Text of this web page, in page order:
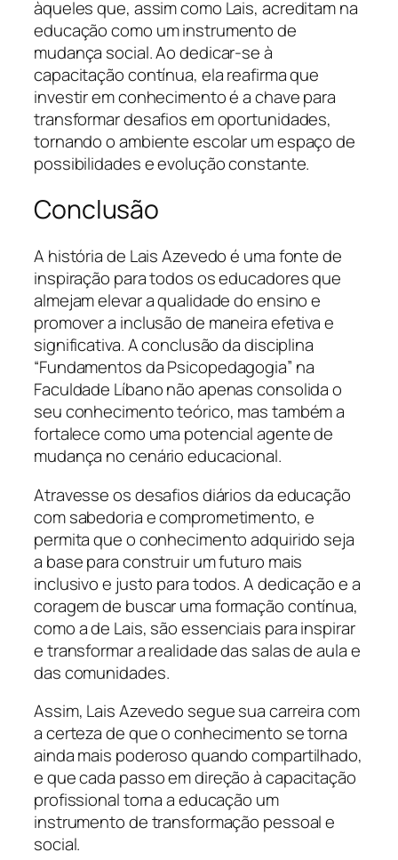
àqueles que, assim como Lais, acreditam na
educação como um instrumento de
mudança social. Ao dedicar-se à
capacitação contínua, ela reafirma que
investir em conhecimento é a chave para
transformar desafios em oportunidades,
tornando o ambiente escolar um espaço de
possibilidades e evolução constante.
Conclusão
A história de Lais Azevedo é uma fonte de
inspiração para todos os educadores que
almejam elevar a qualidade do ensino e
promover a inclusão de maneira efetiva e
significativa. A conclusão da disciplina
“Fundamentos da Psicopedagogia” na
Faculdade Líbano não apenas consolida o
seu conhecimento teórico, mas também a
fortalece como uma potencial agente de
mudança no cenário educacional.
Atravesse os desafios diários da educação
com sabedoria e comprometimento, e
permita que o conhecimento adquirido seja
a base para construir um futuro mais
inclusivo e justo para todos. A dedicação e a
coragem de buscar uma formação contínua,
como a de Lais, são essenciais para inspirar
e transformar a realidade das salas de aula e
das comunidades.
Assim, Lais Azevedo segue sua carreira com
a certeza de que o conhecimento se torna
ainda mais poderoso quando compartilhado,
e que cada passo em direção à capacitação
profissional torna a educação um
instrumento de transformação pessoal e
social.